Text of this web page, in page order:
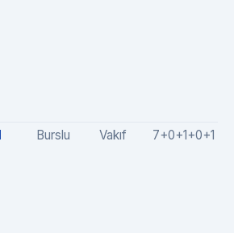
Burslu Vakıf 7+0+1+0+1